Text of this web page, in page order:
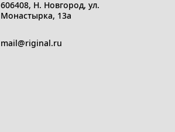
606408, Н. Новгород, ул.
Монастырка, 13a
mail@riginal.ru